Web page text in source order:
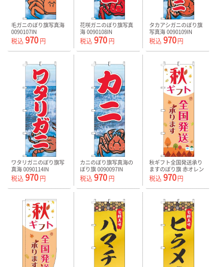
毛ガニのぼり旗写真海
0090107IN
税込 970 円
花咲ガニのぼり旗写真
海 0090108IN
税込 970円
タカアシガニのぼり旗
写真海 0090109IN
税込 970円
ワタリガニのぼり旗写
真海 0090114IN
税込 970 円
カニのぼり旗写真海の
ぼり旗 0090097IN
税込 970円
秋ギフト全国発送承り
ますのぼり旗 赤オレン
ジ色 0400140IN
税込 970円